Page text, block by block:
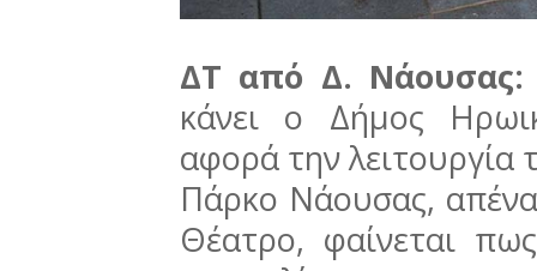
ΔΤ από Δ.
κάνει ο Δήμος
αφορά την
Πάρκο Νάουσας,
Θέατρο, φαίνεται